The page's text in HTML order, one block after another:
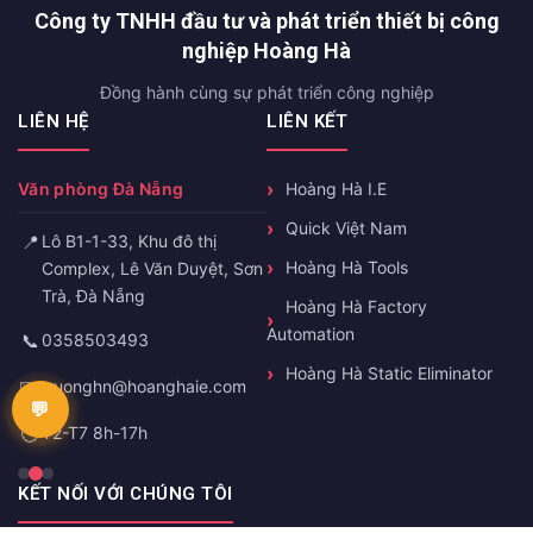
Công ty TNHH đầu tư và phát triển thiết bị công
nghiệp Hoàng Hà
Đồng hành cùng sự phát triển công nghiệp
LIÊN HỆ
Văn phòng Đà Nẵng
📍 Lô B1-1-33, Khu đô thị
Complex, Lê Văn Duyệt, Sơn
Trà, Đà Nẵng
📞 0358503493
✉️truonghn@hoanghaie.com
🕐T2-T7 8h-17h
LIÊN KẾT
Hoàng Hà I.E
Quick Việt Nam
Hoàng Hà Tools
Hoàng Hà Factory
Automation
Hoàng Hà Static Eliminator
KẾT NỐI VỚI CHÚNG TÔI